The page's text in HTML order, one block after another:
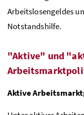
Arbeitslosengeldes
Notstandshilfe.
"Aktive" und
Aktive